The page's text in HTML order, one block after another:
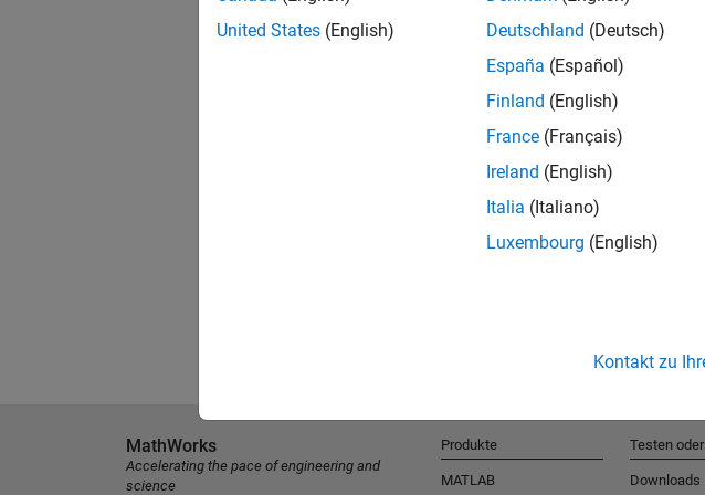
United States (English)
Deutschland (Deutsch)
España (Español)
Finland (English)
France (Français)
Ireland (English)
Italia (Italiano)
Luxembourg (English)
Kontakt zu
MathWorks
Accelerating the pace of engineering and
science
Produkte
MATLAB
Testen
Downloads